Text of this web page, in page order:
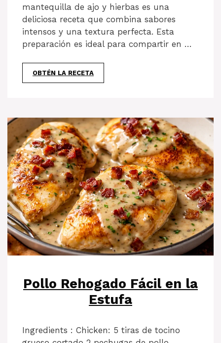
mantequilla de ajo y hierbas es una
deliciosa receta que combina sabores
intensos y una textura perfecta. Esta
preparación es ideal para compartir en …
OBTÉN LA RECETA
Pollo Rehogado Fácil en la
Estufa
Ingredients : Chicken: 5 tiras de tocino